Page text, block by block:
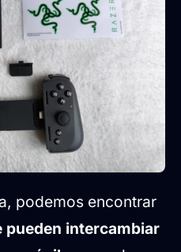
podemos encontrar
pueden intercambiar